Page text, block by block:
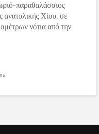
παραθαλάσσιος
ανατολικής Χίου, σε
νότια από την